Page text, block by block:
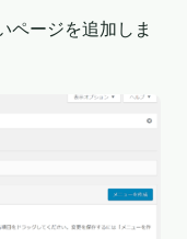
ページを追加しま